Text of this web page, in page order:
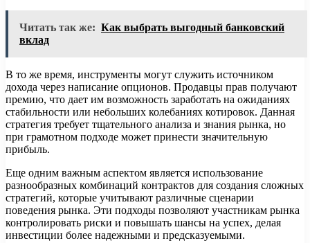
Читать так же: Как выбрать выгодный банковский
вклад
В то же время, инструменты могут служить источником
дохода через написание опционов. Продавцы прав получают
премию, что дает им возможность заработать на ожиданиях
стабильности или небольших колебаниях котировок. Данная
стратегия требует тщательного анализа и знания рынка, но
при грамотном подходе может принести значительную
прибыль.
Еще одним важным аспектом является использование
разнообразных комбинаций контрактов для создания сложных
стратегий, которые учитывают различные сценарии
поведения рынка. Эти подходы позволяют участникам рынка
контролировать риски и повышать шансы на успех, делая
инвестиции более надежными и предсказуемыми.